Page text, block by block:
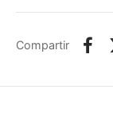
Compartir